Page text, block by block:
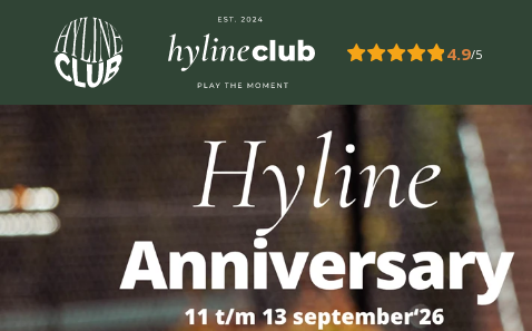
Overslaan en naar de inhoud gaan
4.9/5